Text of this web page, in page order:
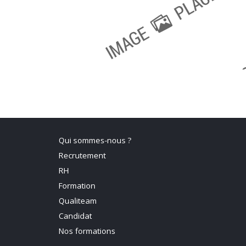
Qui sommes-nous ?
Recrutement
RH
Formation
Qualiteam
Candidat
Nos formations